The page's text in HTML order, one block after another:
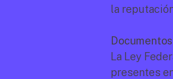
la
La Ley
presentes